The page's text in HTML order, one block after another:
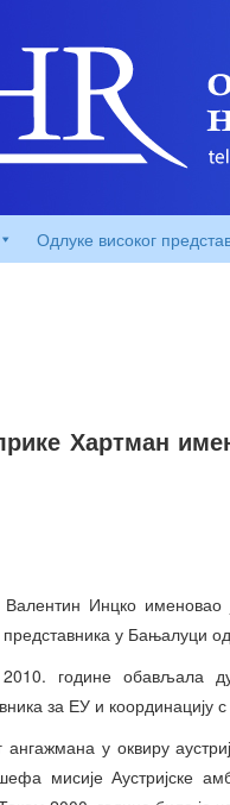
Одлуке високог
Хартман
Валентин Инцко
представника у Бањалуци
године обављала
за ЕУ и координацију
ангажмана у оквиру
мисије Аустријске